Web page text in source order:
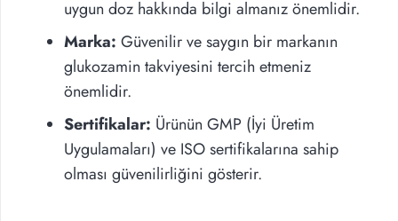
uygun doz hakkında bilgi almanız önemlidir.
Marka: Güvenilir ve saygın bir markanın
glukozamin takviyesini tercih etmeniz
önemlidir.
Sertifikalar: Ürünün GMP (İyi Üretim
Uygulamaları) ve ISO sertifikalarına sahip
olması güvenilirliğini gösterir.